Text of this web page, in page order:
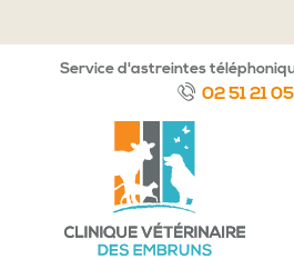
Service d'astreintes
02 51 21